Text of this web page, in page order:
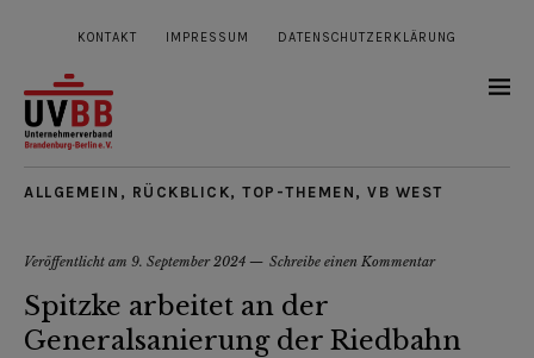
KONTAKT IMPRESSUM DATENSCHUTZERKLÄRUNG
ALLGEMEIN , RÜCKBLICK, TOP-THEMEN , VB WEST
Veröffentlicht am 9. September 2024 Schreibe einen Kommentar
Spitzke arbeitet an der
Generalsanierung der Riedbahn